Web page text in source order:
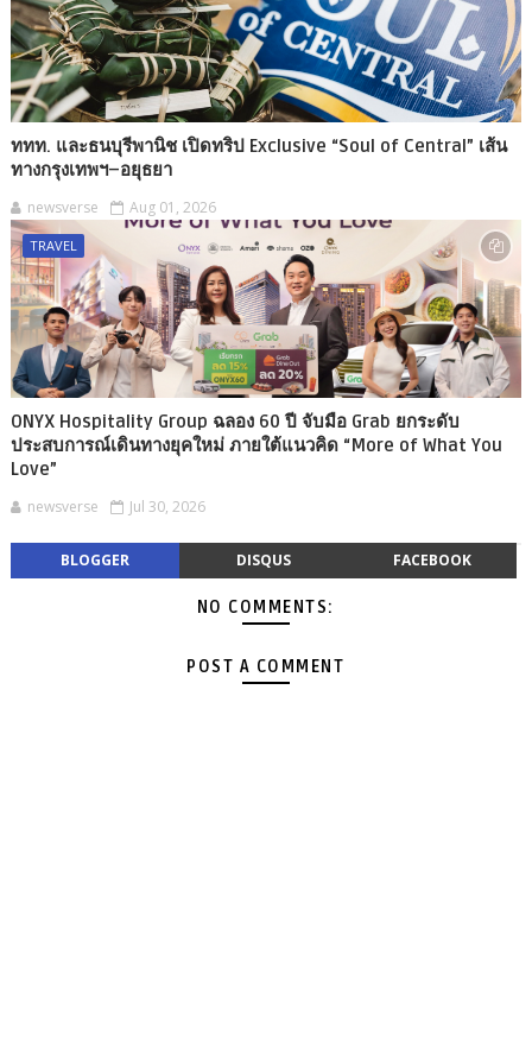
ททท. และธนบุรีพานิช เปิดทริป Exclusive “Soul of Central” เส้น
ทางกรุงเทพฯ–อยุธยา
newsverse Aug 01, 2026
TRAVEL
ONYX Hospitality Group ฉลอง 60 ปี จับมือ Grab ยกระดับ
ประสบการณ์เดินทางยุคใหม่ ภายใต้แนวคิด “More of What You
Love”
newsverse Jul 30, 2026
BLOGGER DISQUS FACEBOOK
NO COMMENTS:
POST A COMMENT